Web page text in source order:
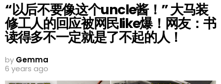
“以后不要像这个uncle酱！” 大马装
修工人的回应被网民like爆！网友：书
读得多不一定就是了不起的人！
by Gemma
6 years ago